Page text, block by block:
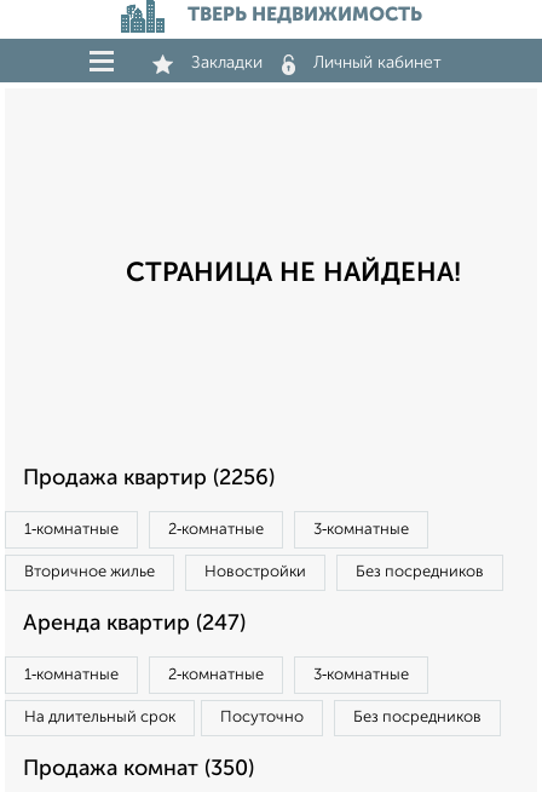
ТВЕРЬ НЕДВИЖИМОСТЬ
Закладки Личный кабинет
СТРАНИЦА НЕ НАЙДЕНА!
Продажа квартир (2256)
1‑комнатные 2‑комнатные 3‑комнатные
Вторичное жилье Новостройки Без посредников
Аренда квартир (247)
1‑комнатные 2‑комнатные 3‑комнатные
На длительный срок Посуточно Без посредников
Продажа комнат (350)